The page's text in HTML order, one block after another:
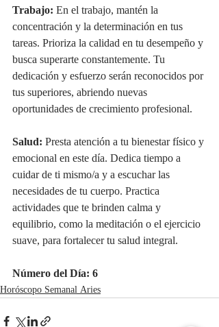
Trabajo: En el trabajo, mantén la
concentración y la determinación en tus
tareas. Prioriza la calidad en tu desempeño y
busca superarte constantemente. Tu
dedicación y esfuerzo serán reconocidos por
tus superiores, abriendo nuevas
oportunidades de crecimiento profesional.
Salud: Presta atención a tu bienestar físico y
emocional en este día. Dedica tiempo a
cuidar de ti mismo/a y a escuchar las
necesidades de tu cuerpo. Practica
actividades que te brinden calma y
equilibrio, como la meditación o el ejercicio
suave, para fortalecer tu salud integral.
Número del Día: 6
Horóscopo Semanal Aries